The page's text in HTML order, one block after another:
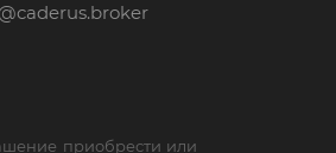
приобрести или